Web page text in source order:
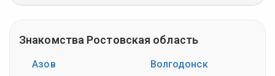
Знакомства Ростовская область
Азов
Волгодонск